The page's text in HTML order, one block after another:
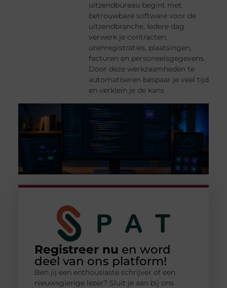
uitzendbureau begint met
betrouwbare software voor de
uitzendbranche. Iedere dag
verwerk je contracten,
urenregistraties, plaatsingen,
facturen en personeelsgegevens.
Door deze werkzaamheden te
automatiseren bespaar je veel tijd
en verklein je de kans
Registreer nu en word
deel van ons platform!
Ben jij een enthousiaste schrijver of een
nieuwsgierige lezer? Sluit je aan bij ons